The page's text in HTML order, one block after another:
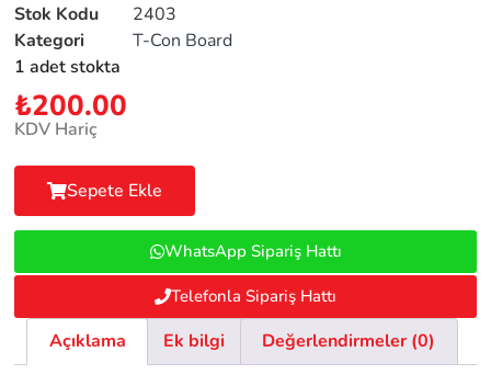
Stok Kodu
2403
Kategori
T-Con Board
1 adet stokta
₺200.00
KDV Hariç
Sepete Ekle
WhatsApp Sipariş Hattı
Telefonla Sipariş Hattı
Açıklama Ek bilgi Değerlendirmeler (0)